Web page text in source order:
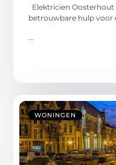
Elektricien Oosterhout
betrouwbare hulp voor
WONINGEN